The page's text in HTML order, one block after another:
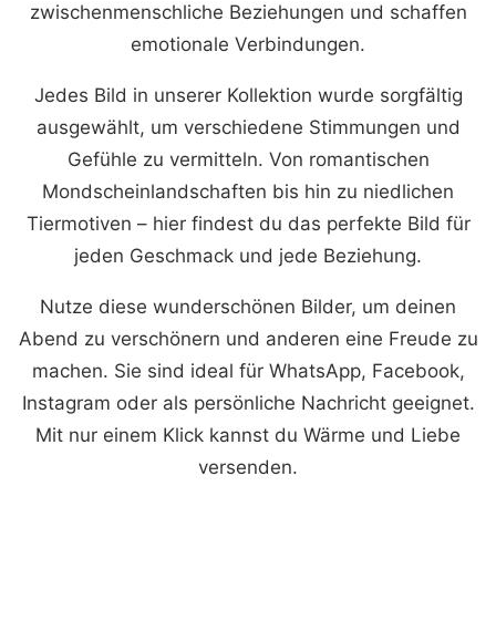
zwischenmenschliche Beziehungen und schaffen
emotionale Verbindungen.
Jedes Bild in unserer Kollektion wurde sorgfältig
ausgewählt, um verschiedene Stimmungen und
Gefühle zu vermitteln. Von romantischen
Mondscheinlandschaften bis hin zu niedlichen
Tiermotiven – hier findest du das perfekte Bild für
jeden Geschmack und jede Beziehung.
Nutze diese wunderschönen Bilder, um deinen
Abend zu verschönern und anderen eine Freude zu
machen. Sie sind ideal für WhatsApp, Facebook,
Instagram oder als persönliche Nachricht geeignet.
Mit nur einem Klick kannst du Wärme und Liebe
versenden.